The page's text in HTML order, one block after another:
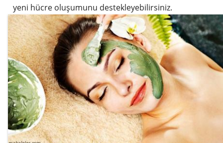
yeni hücre oluşumunu destekleyebilirsiniz.